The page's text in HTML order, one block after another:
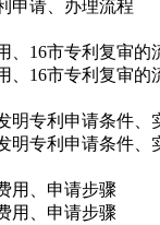
申请、办理流程
、16市专利复审的
、16市专利复审的
明专利申请条件、
明专利申请条件、
用、申请步骤
用、申请步骤